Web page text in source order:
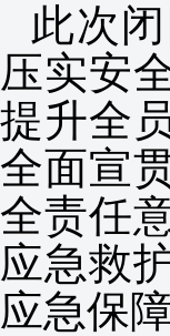
此次
压实安
提升全
全面宣
全责任
应急救
应急保